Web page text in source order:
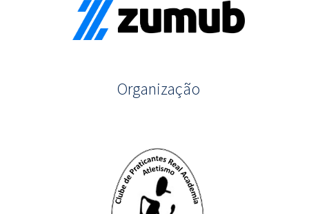
Organização